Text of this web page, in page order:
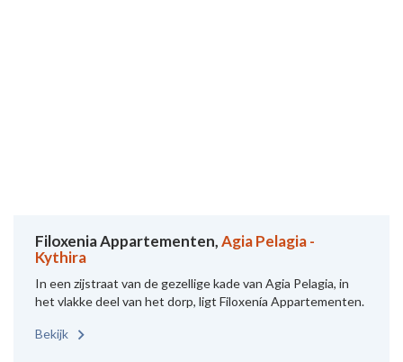
Filoxenia Appartementen,Agia Pelagia -
Kythira
In een zijstraat van de gezellige kade van Agia Pelagia, in
het vlakke deel van het dorp, ligt Filoxenía Appartementen.
Bekijk